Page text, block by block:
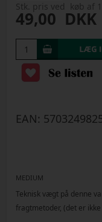
Stk. pris ved køb af 1
49,00 DKK
EAN:
MEDIUM
Teknisk vægt på denne
fragtmetoder, (det er